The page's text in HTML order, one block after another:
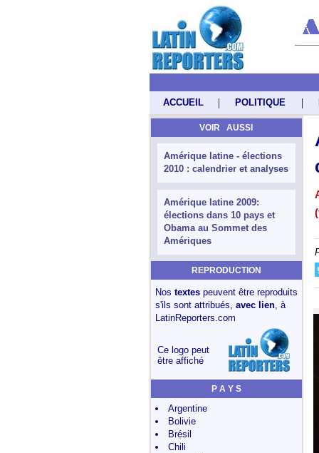
ACCUEIL | POLITIQUE |
VOIR AUSSI
Amérique latine - élections
2010 : calendrier et analyses
Amérique latine 2009:
élections dans 10 pays et
Obama au Sommet des
Amériques
REPRODUCTION
Nos textespeuvent être reproduits
s'ils sont attribués, avec lien, à
LatinReporters.com
Ce logo peut
être affiché
P A Y S
Argentine
Bolivie
Brésil
Chili